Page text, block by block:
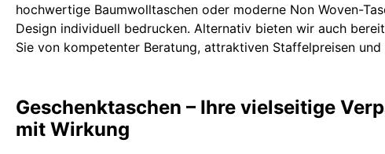
hochwertige Baumwolltaschen oder moderne Non Woven-
Design individuell bedrucken. Alternativ bieten wir auch
Sie von kompetenter Beratung, attraktiven Staffelpreisen und
Geschenktaschen – Ihre vielseitige
mit Wirkung